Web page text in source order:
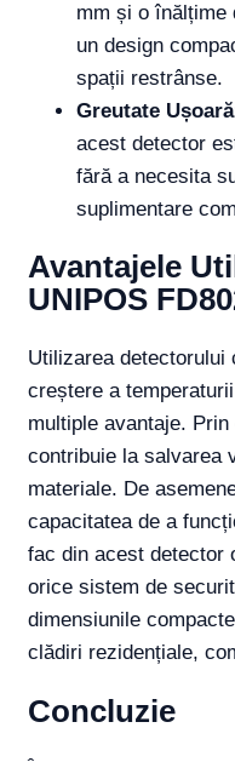
mm și o înălțime
un design
spații restrânse.
Greutate Ușoară
acest detector
fără a necesita
suplimentare
Avantajele
UNIPOS
Utilizarea detectorului
creștere a
multiple avantaje.
contribuie la salvarea
materiale. De
capacitatea de a
fac din acest detector
orice sistem de
dimensiunile
clădiri rezidențiale,
Concluzie